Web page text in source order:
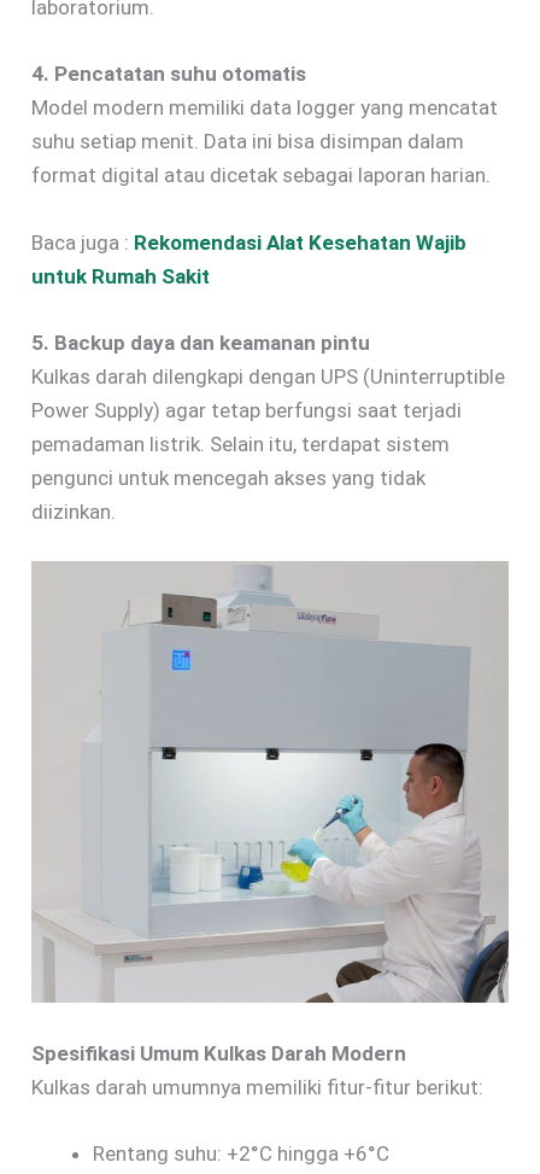
laboratorium.
4. Pencatatan suhu otomatis
Model modern memiliki data logger yang mencatat
suhu setiap menit. Data ini bisa disimpan dalam
format digital atau dicetak sebagai laporan harian.
Baca juga : Rekomendasi Alat Kesehatan Wajib
untuk Rumah Sakit
5. Backup daya dan keamanan pintu
Kulkas darah dilengkapi dengan UPS (Uninterruptible
Power Supply) agar tetap berfungsi saat terjadi
pemadaman listrik. Selain itu, terdapat sistem
pengunci untuk mencegah akses yang tidak
diizinkan.
Spesifikasi Umum Kulkas Darah Modern
Kulkas darah umumnya memiliki fitur-fitur berikut:
Rentang suhu: +2°C hingga +6°C